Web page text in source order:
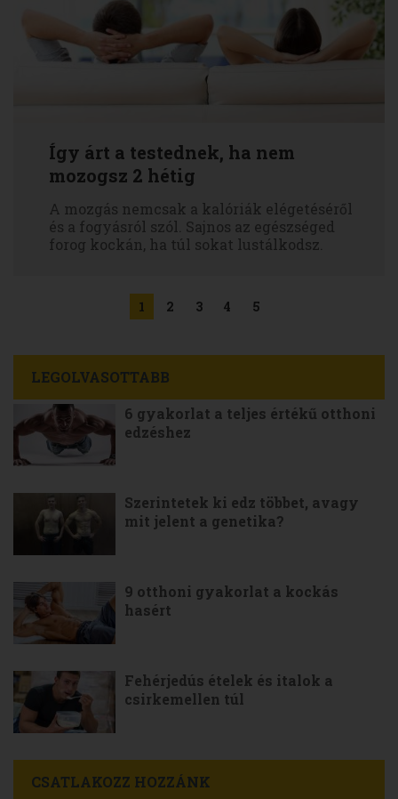
Így árt a testednek, ha nem
mozogsz 2 hétig
A mozgás nemcsak a kalóriák elégetéséről
és a fogyásról szól. Sajnos az egészséged
forog kockán, ha túl sokat lustálkodsz.
1 2 3 4 5
LEGOLVASOTTABB
6 gyakorlat a teljes értékű otthoni
edzéshez
Szerintetek ki edz többet, avagy
mit jelent a genetika?
9 otthoni gyakorlat a kockás
hasért
Fehérjedús ételek és italok a
csirkemellen túl
CSATLAKOZZ HOZZÁNK